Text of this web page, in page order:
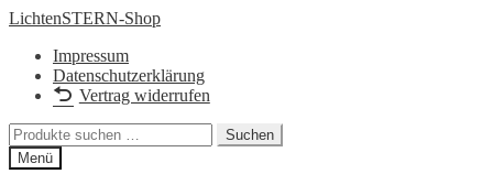
Zur
springen
Zum
springen
LichtenSTERN-Shop
Impressum
Datenschutzerklärung
Vertrag widerrufen
Suchen
nach:
Suchen
Menü